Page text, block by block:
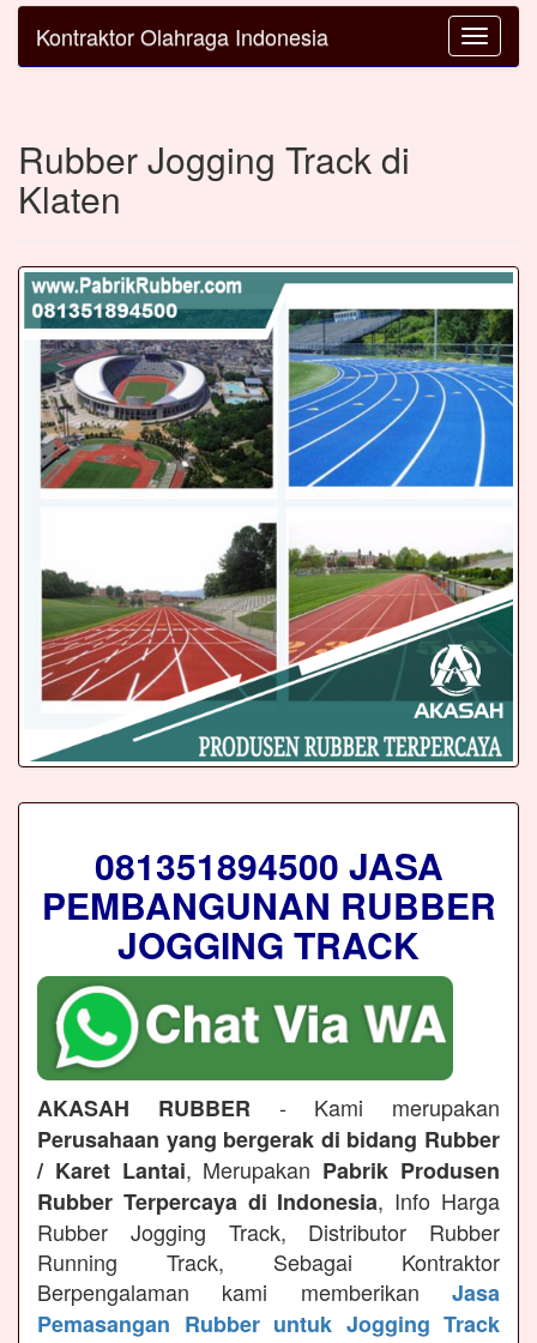
Toggle
Kontraktor Olahraga Indonesia
Rubber Jogging Track di
Klaten
081351894500 JASA
PEMBANGUNAN RUBBER
JOGGING TRACK
AKASAH RUBBER - Kami merupakan
Perusahaan yang bergerak di bidang Rubber
/ Karet Lantai, Merupakan Pabrik Produsen
Rubber Terpercaya di Indonesia, Info Harga
Rubber Jogging Track, Distributor Rubber
Running Track, Sebagai Kontraktor
Berpengalaman kami memberikan Jasa
Pemasangan Rubber untuk Jogging Track